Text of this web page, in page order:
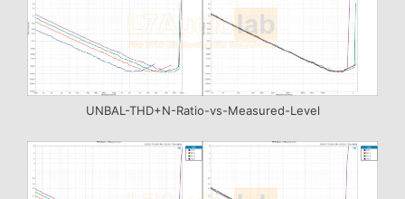
UNBAL-THD+N-Ratio-vs-Measured-Level